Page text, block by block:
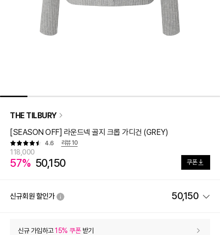
THE TILBURY
[SEASON OFF] 라운드넥 골지 크롭 가디건 (GREY)
4.6 리뷰10
118,000
57% 50,150 쿠폰
신규회원 할인가 50,150
상품 할인 (자동적용)
신규 가입하고15% 쿠폰받기